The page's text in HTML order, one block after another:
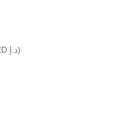
Émirats arabes unis (AED د.إ)